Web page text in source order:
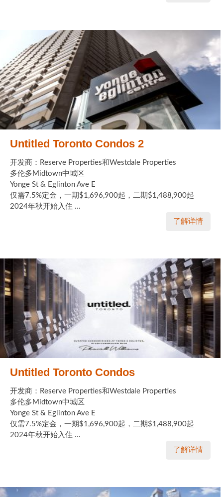
Untitled Toronto Condos 2
开发商：Reserve Properties和Westdale Properties
多伦多Midtown中城区
Yonge St & Eglinton Ave E
仅需7.5%定金，一期$1,696,900起，二期$1,488,900起
2024年秋开始入住 ...
了解详情
Untitled Toronto Condos
开发商：Reserve Properties和Westdale Properties
多伦多Midtown中城区
Yonge St & Eglinton Ave E
仅需7.5%定金，一期$1,696,900起，二期$1,488,900起
2024年秋开始入住 ...
了解详情